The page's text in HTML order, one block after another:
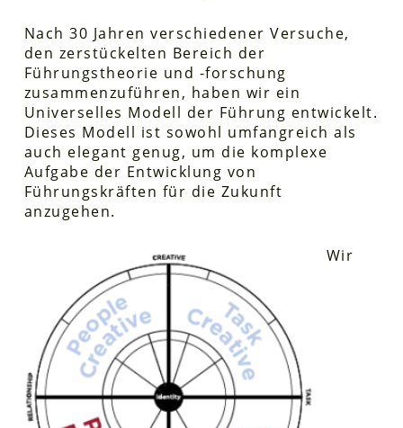
Nach 30 Jahren verschiedener Versuche,
den zerstückelten Bereich der
Führungstheorie und -forschung
zusammenzuführen, haben wir ein
Universelles Modell der Führung entwickelt.
Dieses Modell ist sowohl umfangreich als
auch elegant genug, um die komplexe
Aufgabe der Entwicklung von
Führungskräften für die Zukunft
anzugehen.
Wir